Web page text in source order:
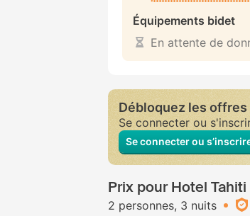
Équipements bidet
En attente de
Débloquez les
Se connecter ou
Se connecter ou
Prix pour Hotel Tahiti
2 personnes 3 nuits